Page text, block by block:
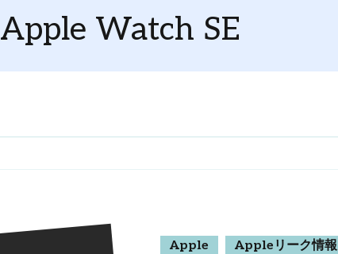
Apple Watch SE
Apple Appleリーク情報